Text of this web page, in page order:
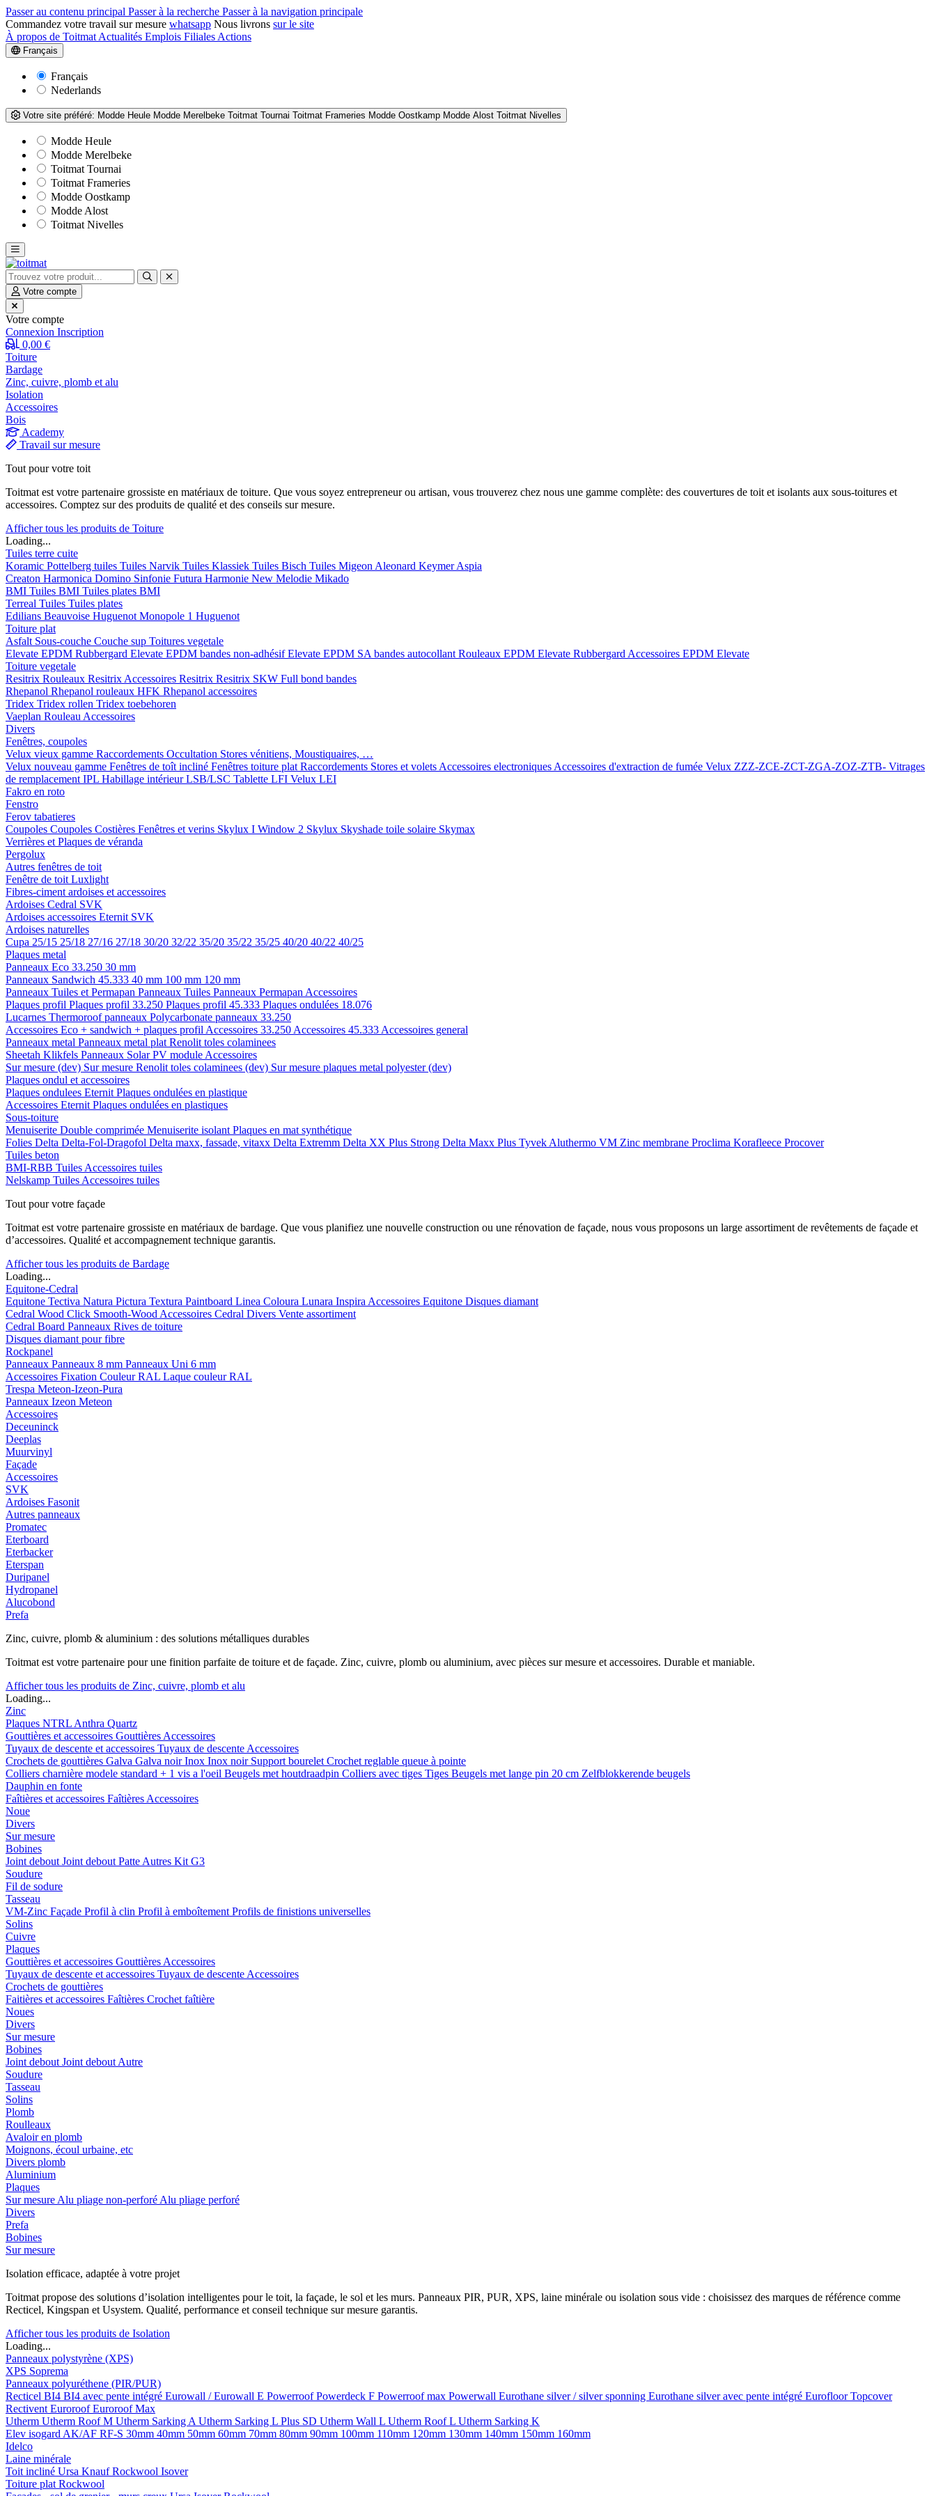
Passer au contenu principal Passer à la recherche Passer à la navigation principale
Commandez votre travail sur mesure whatsapp Nous livrons sur le site
À propos de Toitmat Actualités Emplois Filiales Actions
Français
Français
Nederlands
Votre site préféré: Modde Heule Modde Merelbeke Toitmat Tournai Toitmat Frameries Modde Oostkamp Modde Alost Toitmat Nivelles
Modde Heule
Modde Merelbeke
Toitmat Tournai
Toitmat Frameries
Modde Oostkamp
Modde Alost
Toitmat Nivelles
Votre compte
Votre compte
Connexion Inscription
0,00 €
Toiture
Bardage
Zinc, cuivre, plomb et alu
Isolation
Accessoires
Bois
Academy
Travail sur mesure
Tout pour votre toit
Toitmat est votre partenaire grossiste en matériaux de toiture. Que vous soyez entrepreneur ou artisan, vous trouverez chez nous une gamme complète: des couvertures de toit et isolants aux sous-toitures et
accessoires. Comptez sur des produits de qualité et des conseils sur mesure.
Afficher tous les produits de Toiture
Loading...
Tuiles terre cuite
Koramic Pottelberg tuiles Tuiles Narvik Tuiles Klassiek Tuiles Bisch Tuiles Migeon Aleonard KeymerAspia
Creaton Harmonica Domino Sinfonie Futura Harmonie New Melodie Mikado
BMI Tuiles BMI Tuiles plates BMI
Terreal Tuiles Tuiles plates
Edilians Beauvoise Huguenot Monopole 1 Huguenot
Toiture plat
Asfalt Sous-couche Couche sup Toitures vegetale
Elevate EPDM Rubbergard Elevate EPDM bandes non-adhésifElevate EPDM SA bandes autocollant Rouleaux EPDM Elevate Rubbergard Accessoires EPDM Elevate
Toiture vegetale
Resitrix Rouleaux Resitrix Accessoires Resitrix Resitrix SKW Full bond bandes
Rhepanol Rhepanol rouleaux HFK Rhepanol accessoires
Tridex Tridex rollen Tridex toebehoren
Vaeplan Rouleau Accessoires
Divers
Fenêtres, coupoles
Velux vieux gamme Raccordements Occultation Stores vénitiens, Moustiquaires, …
Velux nouveau gamme Fenêtres de toît incliné Fenêtres toiture plat Raccordements Stores et volets Accessoires electroniques Accessoires d'extraction de fumée Velux ZZZ-ZCE-ZCT-ZGA-ZOZ-ZTB- Vitrages
de remplacement IPL Habillage intérieur LSB/LSC Tablette LFI Velux LEI
Fakro en roto
Fenstro
Ferov tabatieres
Coupoles Coupoles Costières Fenêtres et verins Skylux I Window 2 Skylux Skyshade toile solaire Skymax
Verrières et Plaques de véranda
Pergolux
Autres fenêtres de toit
Fenêtre de toit Luxlight
Fibres-ciment ardoises et accessoires
Ardoises Cedral SVK
Ardoises accessoires Eternit SVK
Ardoises naturelles
Cupa 25/15 25/18 27/16 27/18 30/20 32/22 35/20 35/22 35/25 40/20 40/22 40/25
Plaques metal
Panneaux Eco 33.250 30 mm
Panneaux Sandwich 45.333 40 mm 100 mm 120 mm
Panneaux Tuiles et Permapan Panneaux Tuiles Panneaux Permapan Accessoires
Plaques profil Plaques profil 33.250 Plaques profil 45.333 Plaques ondulées 18.076
Lucarnes Thermoroof panneaux Polycarbonate panneaux 33.250
Accessoires Eco + sandwich + plaques profil Accessoires 33.250 Accessoires 45.333 Accessoires general
Panneaux metal Panneaux metal plat Renolit toles colaminees
Sheetah Klikfels Panneaux Solar PV module Accessoires
Sur mesure (dev) Sur mesure Renolit toles colaminees (dev) Sur mesure plaques metal polyester (dev)
Plaques ondul et accessoires
Plaques ondulees Eternit Plaques ondulées en plastique
Accessoires Eternit Plaques ondulées en plastiques
Sous-toiture
Menuiserite Double comprimée Menuiserite isolant Plaques en mat synthétique
Folies Delta Delta-Fol-Dragofol Delta maxx, fassade, vitaxx Delta Extremm Delta XX Plus Strong Delta Maxx Plus Tyvek Aluthermo VM Zinc membrane Proclima Korafleece Procover
Tuiles beton
BMI-RBB Tuiles Accessoires tuiles
Nelskamp Tuiles Accessoires tuiles
Tout pour votre façade
Toitmat est votre partenaire grossiste en matériaux de bardage. Que vous planifiez une nouvelle construction ou une rénovation de façade, nous vous proposons un large assortiment de revêtements de façade et
d’accessoires. Qualité et accompagnement technique garantis.
Afficher tous les produits de Bardage
Loading...
Equitone-Cedral
Equitone Tectiva Natura Pictura Textura Paintboard Linea Coloura Lunara Inspira Accessoires Equitone Disques diamant
Cedral Wood Click Smooth-Wood Accessoires Cedral Divers Vente assortiment
Cedral Board Panneaux Rives de toiture
Disques diamant pour fibre
Rockpanel
Panneaux Panneaux 8 mm Panneaux Uni 6 mm
Accessoires Fixation Couleur RAL Laque couleur RAL
Trespa Meteon-Izeon-Pura
Panneaux Izeon Meteon
Accessoires
Deceuninck
Deeplas
Muurvinyl
Façade
Accessoires
SVK
Ardoises Fasonit
Autres panneaux
Promatec
Eterboard
Eterbacker
Eterspan
Duripanel
Hydropanel
Alucobond
Prefa
Zinc, cuivre, plomb & aluminium : des solutions métalliques durables
Toitmat est votre partenaire pour une finition parfaite de toiture et de façade. Zinc, cuivre, plomb ou aluminium, avec pièces sur mesure et accessoires. Durable et maniable.
Afficher tous les produits de Zinc, cuivre, plomb et alu
Loading...
Zinc
Plaques NTRL Anthra Quartz
Gouttières et accessoires Gouttières Accessoires
Tuyaux de descente et accessoires Tuyaux de descente Accessoires
Crochets de gouttières Galva Galva noirInox Inox noir Support bourelet Crochet reglable queue à pointe
Colliers charnière modele standard + 1 vis a l'oeil Beugels met houtdraadpin Colliers avec tiges Tiges Beugels met lange pin 20 cm Zelfblokkerende beugels
Dauphin en fonte
Faîtières et accessoires Faîtières Accessoires
Noue
Divers
Sur mesure
Bobines
Joint debout Joint debout Patte Autres Kit G3
Soudure
Fil de sodure
Tasseau
VM-Zinc Façade Profil à clin Profil à emboîtement Profils de finistions universelles
Solins
Cuivre
Plaques
Gouttières et accessoires Gouttières Accessoires
Tuyaux de descente et accessoires Tuyaux de descente Accessoires
Crochets de gouttières
Faitières et accessoires Faîtières Crochet faîtière
Noues
Divers
Sur mesure
Bobines
Joint debout Joint debout Autre
Soudure
Tasseau
Solins
Plomb
Roulleaux
Avaloir en plomb
Moignons, écoul urbaine, etc
Divers plomb
Aluminium
Plaques
Sur mesure Alu pliage non-perforé Alu pliage perforé
Divers
Prefa
Bobines
Sur mesure
Isolation efficace, adaptée à votre projet
Toitmat propose des solutions d’isolation intelligentes pour le toit, la façade, le sol et les murs. Panneaux PIR, PUR, XPS, laine minérale ou isolation sous vide : choisissez des marques de référence comme
Recticel, Kingspan et Usystem. Qualité, performance et conseil technique sur mesure garantis.
Afficher tous les produits de Isolation
Loading...
Panneaux polystyrène (XPS)
XPS Soprema
Panneaux polyuréthene (PIR/PUR)
Recticel BI4 BI4 avec pente intégré Eurowall / Eurowall E PowerroofPowerdeck F Powerroof max Powerwall Eurothane silver / silver sponning Eurothane silver avec pente intégré EurofloorTopcover
Rectivent EuroroofEuroroof Max
Utherm Utherm Roof M Utherm Sarking A Utherm Sarking L Plus SD Utherm Wall L Utherm Roof L Utherm Sarking K
Elev isogard AK/AF RF-S 30mm 40mm 50mm 60mm 70mm 80mm 90mm 100mm 110mm 120mm 130mm 140mm 150mm 160mm
Idelco
Laine minérale
Toit incliné Ursa KnaufRockwool Isover
Toiture plat Rockwool